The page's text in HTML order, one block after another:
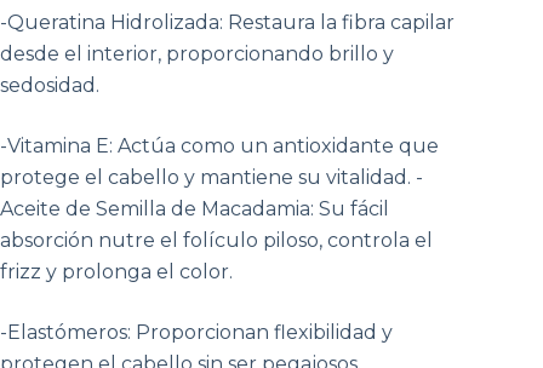
-Queratina Hidrolizada: Restaura la fibra capilar
desde el interior, proporcionando brillo y
sedosidad.
-Vitamina E: Actúa como un antioxidante que
protege el cabello y mantiene su vitalidad. -
Aceite de Semilla de Macadamia: Su fácil
absorción nutre el folículo piloso, controla el
frizz y prolonga el color.
-Elastómeros: Proporcionan flexibilidad y
protegen el cabello sin ser pegajosos.